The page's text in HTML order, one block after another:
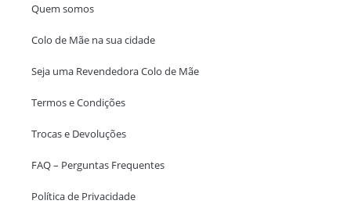
Quem somos
Colo de Mãe na sua cidade
Seja uma Revendedora Colo de Mãe
Termos e Condições
Trocas e Devoluções
FAQ – Perguntas Frequentes
Política de Privacidade